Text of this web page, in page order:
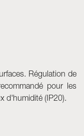
Régulation de
pour les
d'humidité (IP20).